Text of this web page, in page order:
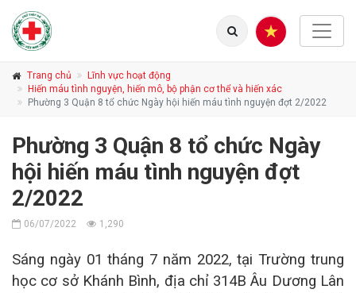
Trang chủ
Lĩnh vực hoạt động
Hiến máu tình nguyện, hiến mô, bộ phận cơ thể và hiến xác
Phường 3 Quận 8 tổ chức Ngày hội hiến máu tình nguyện đợt 2/2022
Phường 3 Quận 8 tổ chức Ngày
hội hiến máu tình nguyện đợt
2/2022
06/07/2022 1,290
Sáng ngày 01 tháng 7 năm 2022, tại Trường trung
học cơ sở Khánh Bình, địa chỉ 314B Âu Dương Lân